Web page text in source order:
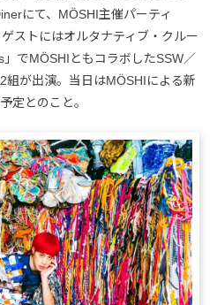
にて、MÖSHI主催パーティ
ストにはオルタナティブ・クルー
でMÖSHIともコラボしたSSW／
組が出演。当日はMÖSHIによる新
定とのこと。